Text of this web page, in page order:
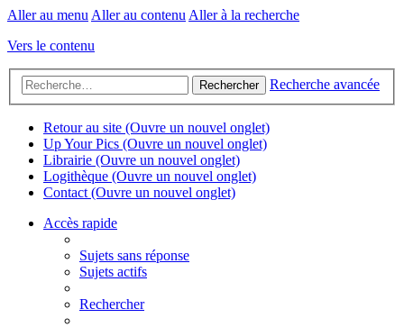
Aller au menu Aller au contenu Aller à la recherche
Vers le contenu
Rechercher Recherche avancée
Retour au site (Ouvre un nouvel onglet)
Up Your Pics (Ouvre un nouvel onglet)
Librairie (Ouvre un nouvel onglet)
Logithèque (Ouvre un nouvel onglet)
Contact (Ouvre un nouvel onglet)
Accès rapide
Sujets sans réponse
Sujets actifs
Rechercher